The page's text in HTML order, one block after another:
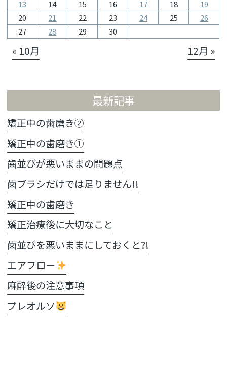
13 14 15 16 17 18
19
20
21 22 23 24 25
26
27
28 29 30
« 10月 12月 »
最新記事
矯正中の歯磨き②
矯正中の歯磨き①
歯並びが悪いままの問題点
歯ブラシだけでは足りません!!
矯正中の歯磨き
矯正治療後に大切なこと
歯並びを悪いままにしておくと?!
エアフロー
麻酔後の注意事項
プレオルソ